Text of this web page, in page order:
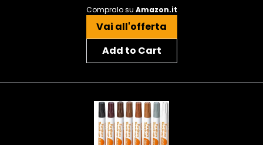
Compralo su Amazon.it
Vai all'offerta
Add to Cart